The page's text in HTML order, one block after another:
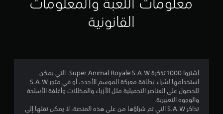
القانونية
اشتروا 1000 تذكرة Super Animal Royale S.A.W. التي يمكن
استخدامها لشراء بطاقة معركة الموسم الأجدد، أو في متجر S.A.W
للحصول على العناصر التجميلية مثل الأزياء والمظلات وأغلفة الأسلحة
والوجوه التعبيرية.
تذاكر S.A.W التي تم شراؤها من على هذه المنصة، لا يمكن نقلها إلى